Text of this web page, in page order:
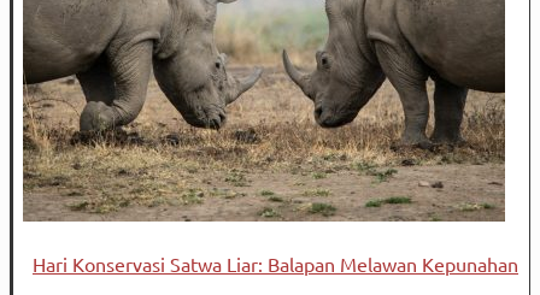
Hari Konservasi Satwa Liar: Balapan Melawan Kepunahan